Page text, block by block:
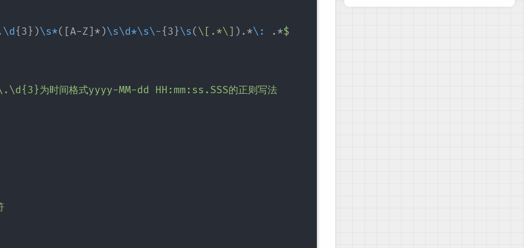
\d{ 3 } )\s*( [A-Z] *)\s\d*\s\-{ 3 }\s( \[.*\] ).*\: .*$
\d {3}为时间格式yyyy-MM-dd HH:mm:ss.SSS的正则写法